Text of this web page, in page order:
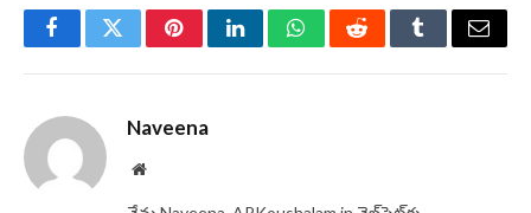
FacebookTwitterPinterestLinkedInWhatsAppRedditTumblrEmail
Naveena
Website